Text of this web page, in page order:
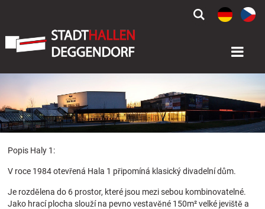


Popis Haly 1:
V roce 1984 otevřená Hala 1 připomíná klasický divadelní dům.
Je rozdělena do 6 prostor, které jsou mezi sebou kombinovatelné.
Jako hrací plocha slouží na pevno vestavěné 150m² velké jeviště a